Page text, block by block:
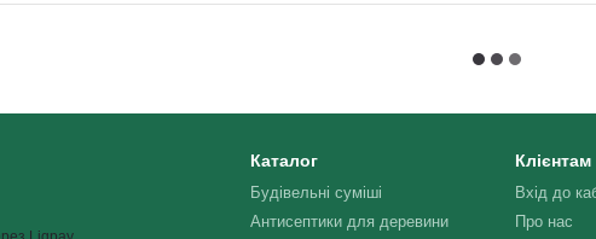
Каталог
Будівельні суміші
Антисептики для деревини
Клієнтам
Вхід до
Про нас